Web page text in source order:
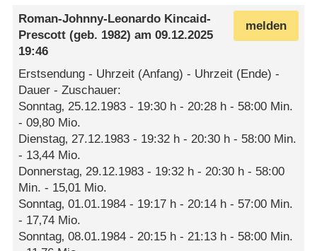
melden
Roman-Johnny-Leonardo Kincaid-
Prescott (geb. 1982) am09.12.2025
19:46
Erstsendung - Uhrzeit (Anfang) - Uhrzeit (Ende) -
Dauer - Zuschauer:
Sonntag‚ 25.12.1983 - 19:30 h - 20:28 h - 58:00 Min.
- 09‚80 Mio.
Dienstag‚ 27.12.1983 - 19:32 h - 20:30 h - 58:00 Min.
- 13‚44 Mio.
Donnerstag‚ 29.12.1983 - 19:32 h - 20:30 h - 58:00
Min. - 15‚01 Mio.
Sonntag‚ 01.01.1984 - 19:17 h - 20:14 h - 57:00 Min.
- 17‚74 Mio.
Sonntag‚ 08.01.1984 - 20:15 h - 21:13 h - 58:00 Min.